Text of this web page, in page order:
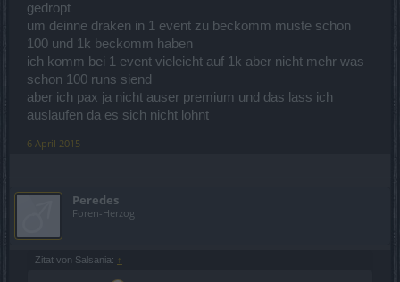
gedropt
um deinne draken in 1 event zu beckomm muste schon
100 und 1k beckomm haben
ich komm bei 1 event vieleicht auf 1k aber nicht mehr was
schon 100 runs siend
aber ich pax ja nicht auser premium und das lass ich
auslaufen da es sich nicht lohnt
6 April 2015
Peredes
Foren-Herzog
Zitat von Salsania: ↑